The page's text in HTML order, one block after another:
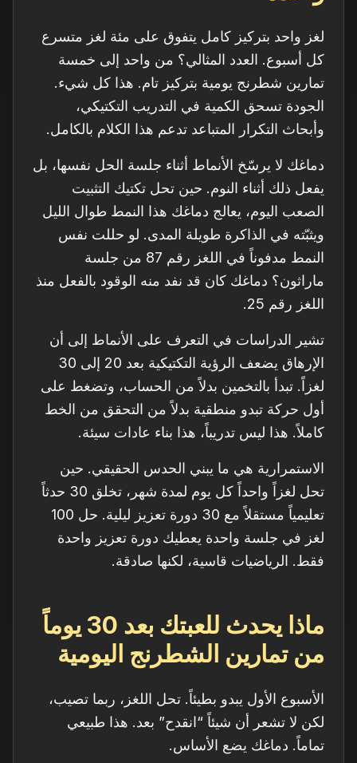
لغز واحد بتركيز كامل يتفوق على مئة لغز متسرع
كل أسبوع. العدد المثالي؟ من واحد إلى خمسة
تمارين شطرنج يومية بتركيز تام. هذا كل شيء.
الجودة تسحق الكمية في التدريب التكتيكي،
وأبحاث التكرار المتباعد تدعم هذا الكلام بالكامل.
دماغك لا يرسّخ الأنماط أثناء جلسة الحل نفسها، بل
يفعل ذلك أثناء النوم. حين تحل تكتيك التثبيت
الصعب اليوم، يعالج دماغك هذا النمط طوال الليل
ويثبّته في الذاكرة طويلة المدى. لو حللت نفس
النمط مدفوناً في اللغز رقم 87 من جلسة
ماراثون؟ دماغك كان قد نفد منه الوقود بالفعل منذ
اللغز رقم 25.
تشير الدراسات في التعرف على الأنماط إلى أن
الإرهاق يضعف الرؤية التكتيكية بعد 20 إلى 30
لغزاً. تبدأ بالتخمين بدلاً من الحساب، وتضغط على
أول حركة تبدو منطقية بدلاً من التحقق من الخط
كاملاً. هذا ليس تدريباً، هذا بناء عادات سيئة.
الاستمرارية هي ما يبني الحدس الحقيقي. حين
تحل لغزاً واحداً كل يوم لمدة شهر، تخلق 30 حدثاً
تعليمياً مستقلاً مع 30 دورة تعزيز ليلية. حل 100
لغز في جلسة واحدة يعطيك دورة تعزيز واحدة
فقط. الرياضيات قاسية، لكنها صادقة.
ماذا يحدث للعبتك بعد 30 يوماً
من تمارين الشطرنج اليومية
الأسبوع الأول يبدو بطيئاً. تحل اللغز، ربما تصيب،
لكن لا تشعر أن شيئاً “انقدح” بعد. هذا طبيعي
تماماً. دماغك يضع الأساس.